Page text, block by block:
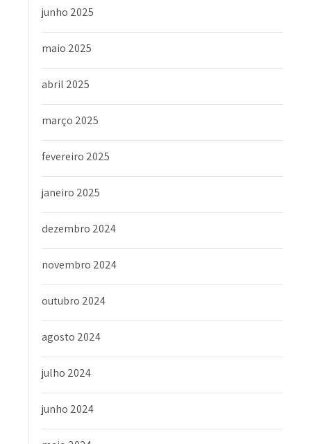
junho 2025
maio 2025
abril 2025
março 2025
fevereiro 2025
janeiro 2025
dezembro 2024
novembro 2024
outubro 2024
agosto 2024
julho 2024
junho 2024